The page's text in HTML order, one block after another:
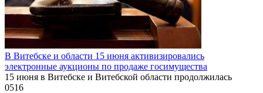
В Витебске и области 15 июня активизировались
электронные аукционы по продаже госимущества
15 июня в Витебске и Витебской области продолжилась
0516